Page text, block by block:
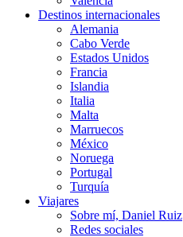
Destinos internacionales
Alemania
Cabo Verde
Estados Unidos
Francia
Islandia
Italia
Malta
Marruecos
México
Noruega
Portugal
Turquía
Viajares
Sobre mí, Daniel Ruiz
Redes sociales